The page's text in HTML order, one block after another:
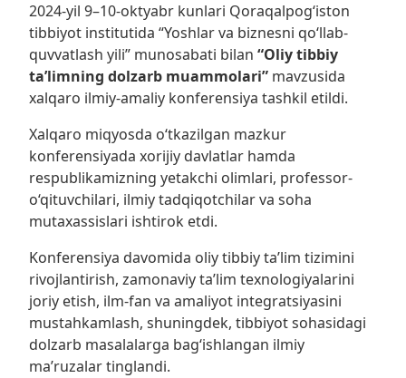
2024-yil 9–10-oktyabr kunlari Qoraqalpog‘iston
tibbiyot institutida “Yoshlar va biznesni qo‘llab-
quvvatlash yili” munosabati bilan “Oliy tibbiy
ta’limning dolzarb muammolari” mavzusida
xalqaro ilmiy-amaliy konferensiya tashkil etildi.
Xalqaro miqyosda o‘tkazilgan mazkur
konferensiyada xorijiy davlatlar hamda
respublikamizning yetakchi olimlari, professor-
o‘qituvchilari, ilmiy tadqiqotchilar va soha
mutaxassislari ishtirok etdi.
Konferensiya davomida oliy tibbiy ta’lim tizimini
rivojlantirish, zamonaviy ta’lim texnologiyalarini
joriy etish, ilm-fan va amaliyot integratsiyasini
mustahkamlash, shuningdek, tibbiyot sohasidagi
dolzarb masalalarga bag‘ishlangan ilmiy
ma’ruzalar tinglandi.